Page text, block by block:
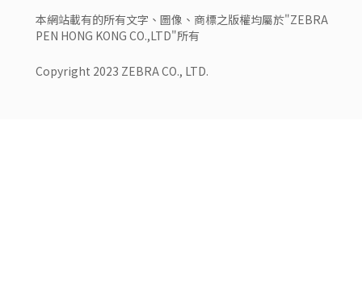
本網站載有的所有文字、圖像、商標之版權均屬於"ZEBRA
PEN HONG KONG CO.,LTD"所有
Copyright 2023 ZEBRA CO., LTD.